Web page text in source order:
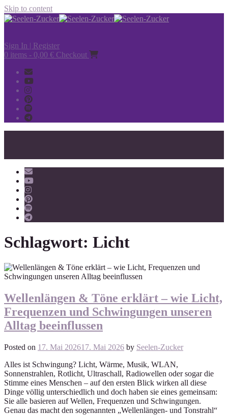
Skip to content
Sign In | Register
0 items - 0,00 € Checkout
Schlagwort: Licht
Wellenlängen & Töne erklärt – wie Licht,
Frequenzen und Schwingungen unseren
Alltag beeinflussen
Posted on 17. Mai 202617. Mai 2026 by Seelen-Zucker
Alles ist Schwingung? Licht, Wärme, Musik, WLAN,
Sonnenstrahlen, Rotlicht, Ultraschall, Radiowellen oder sogar die
Stimme eines Menschen – auf den ersten Blick wirken all diese
Dinge völlig unterschiedlich und doch haben sie eines gemeinsam:
Sie alle basieren auf Wellen, Frequenzen und Schwingungen.
Genau das macht den sogenannten „Wellenlängen- und Tonstrahl“